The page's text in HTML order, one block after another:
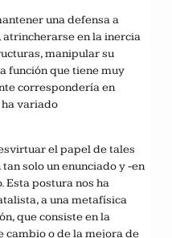
una defensa a
en la inercia
manipular su
función que tiene muy
correspondería en
variado
el papel de tales
solo un enunciado y -en
Esta postura nos ha
a una metafísica
que consiste en la
o de la mejora de